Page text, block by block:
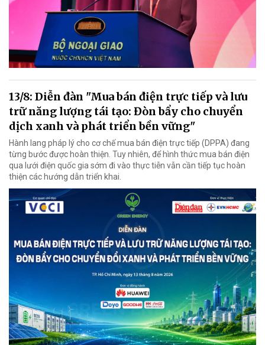
13/8: Diễn đàn "Mua bán điện trực tiếp và lưu
trữ năng lượng tái tạo: Đòn bẩy cho chuyển
dịch xanh và phát triển bền vững"
Hành lang pháp lý cho cơ chế mua bán điện trực tiếp (DPPA) đang
từng bước được hoàn thiện. Tuy nhiên, để hình thức mua bán điện
qua lưới điện quốc gia sớm đi vào thực tiễn vẫn cần tiếp tục hoàn
thiện các hướng dẫn triển khai.